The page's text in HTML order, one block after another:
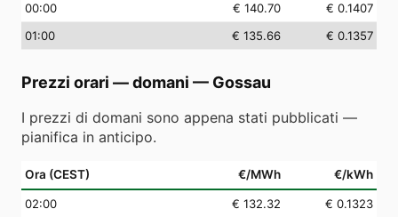
00:00 € 140.70
€ 0.1407
01:00 € 135.66 € 0.1357
Prezzi orari — domani — Gossau
I prezzi di domani sono appena stati pubblicati —
pianifica in anticipo.
Ora (CEST) €/MWh €/kWh
02:00 € 132.32
€ 0.1323